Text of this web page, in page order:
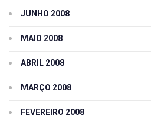
JUNHO 2008
MAIO 2008
ABRIL 2008
MARÇO 2008
FEVEREIRO 2008